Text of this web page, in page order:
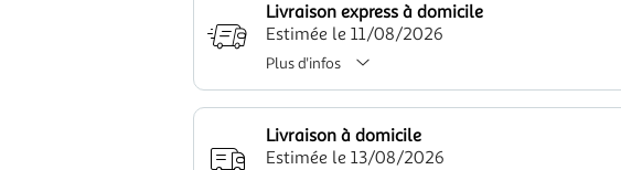
Livraison express à domicile
Estimée le 11/08/2026
Plus d'infos
Livraison à domicile
Estimée le 13/08/2026